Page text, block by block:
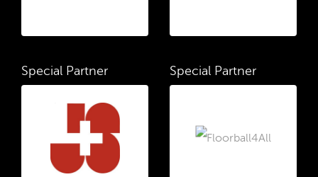
Special Partner Special Partner